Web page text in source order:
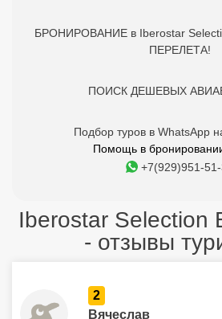
БРОНИРОВАНИЕ в Iberostar
ПЕРЕЛЕТА!
ПОИСК ДЕШЕВЫХ
Подбор туров в WhatsApp
Помощь в
+7(929)951-
Iberostar Selection
- отзывы
2
Вячеслав